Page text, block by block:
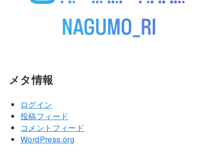
メタ情報
ログイン
投稿フィード
コメントフィード
WordPress.org